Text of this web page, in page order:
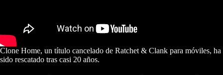
Clone Home, un título cancelado de Ratchet & Clank para móviles, ha
sido rescatado tras casi 20 años.